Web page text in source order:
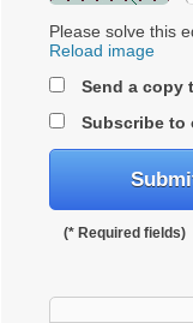
Please solve this
Reload image
Send a copy
Subscribe to
(* Required fields)